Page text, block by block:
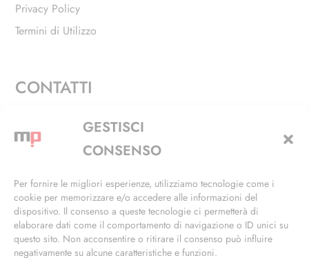
GESTISCI
CONSENSO
Per fornire le migliori esperienze, utilizziamo tecnologie come i
cookie per memorizzare e/o accedere alle informazioni del
dispositivo. Il consenso a queste tecnologie ci permetterà di
elaborare dati come il comportamento di navigazione o ID unici su
questo sito. Non acconsentire o ritirare il consenso può influire
negativamente su alcune caratteristiche e funzioni.
Privacy Policy
Termini di Utilizzo
CONTATTI
Via Alfieri, 27 - Trezzano Sul Naviglio (MI)
+39 02 4846 3155
info@masterphil.it